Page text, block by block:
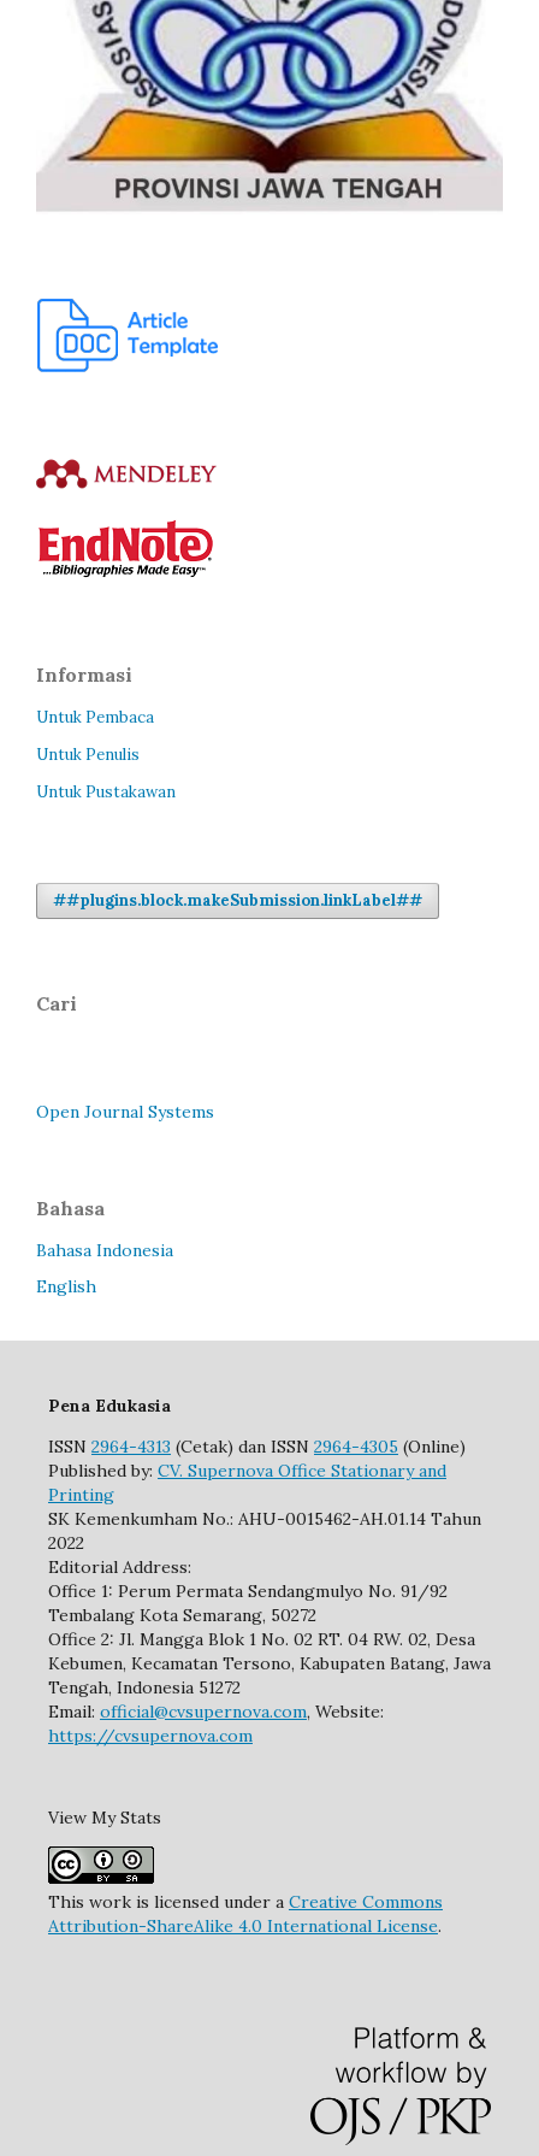
Informasi
Untuk Pembaca
Untuk Penulis
Untuk Pustakawan
##plugins.block.makeSubmission.linkLabel##
Cari
Open Journal Systems
Bahasa
Bahasa Indonesia
English
Pena Edukasia
ISSN 2964-4313 (Cetak) dan ISSN 2964-4305 (Online)
Published by: CV. Supernova Office Stationary and
Printing
SK Kemenkumham No.: AHU-0015462-AH.01.14 Tahun
2022
Editorial Address:
Office 1: Perum Permata Sendangmulyo No. 91/92
Tembalang Kota Semarang, 50272
Office 2: Jl. Mangga Blok 1 No. 02 RT. 04 RW. 02, Desa
Kebumen, Kecamatan Tersono, Kabupaten Batang, Jawa
Tengah, Indonesia 51272
Email: official@cvsupernova.com, Website:
https://cvsupernova.com
View My Stats
This work is licensed under a Creative Commons
Attribution-ShareAlike 4.0 International License.